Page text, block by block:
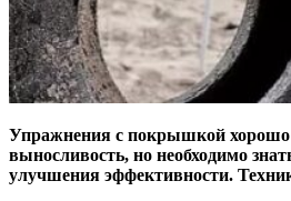
Упражнения с покрышкой хорошо
выносливость, но необходимо
улучшения эффективности.